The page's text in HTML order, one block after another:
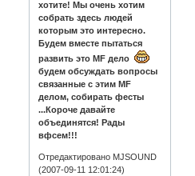
хотите! Мы очень хотим
собрать здесь людей
которым это интересно.
Будем вместе пытаться
развить это MF дело
будем обсуждать вопросы
связанные с этим MF
делом, собирать фесты
...Короче давайте
объединятся! Рады
вфсем!!!
Отредактировано MJSOUND
(2007-09-11 12:01:24)